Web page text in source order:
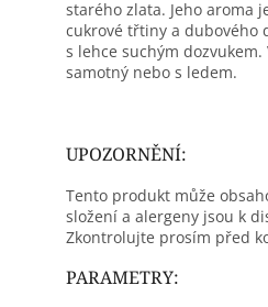
starého zlata. Jeho aroma
cukrové třtiny a dubového
s lehce suchým
samotný nebo s ledem.
UPOZORNĚNÍ:
Tento produkt může
složení a alergeny jsou k
Zkontrolujte prosím před
PARAMETRY: